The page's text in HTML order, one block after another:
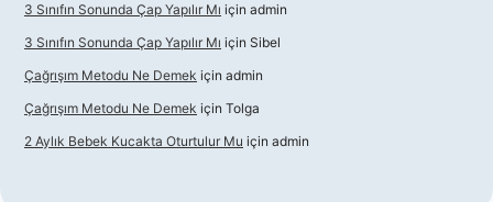
3 Sınıfın Sonunda Çap Yapılır Mı için admin
3 Sınıfın Sonunda Çap Yapılır Mı için Sibel
Çağrışım Metodu Ne Demek için admin
Çağrışım Metodu Ne Demek için Tolga
2 Aylık Bebek Kucakta Oturtulur Mu için admin